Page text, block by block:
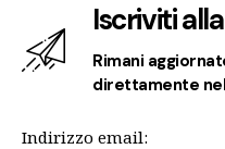
Iscriviti
Rimani
direttamente
Indirizzo email: